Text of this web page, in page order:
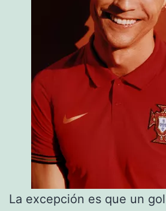
La excepción es que un